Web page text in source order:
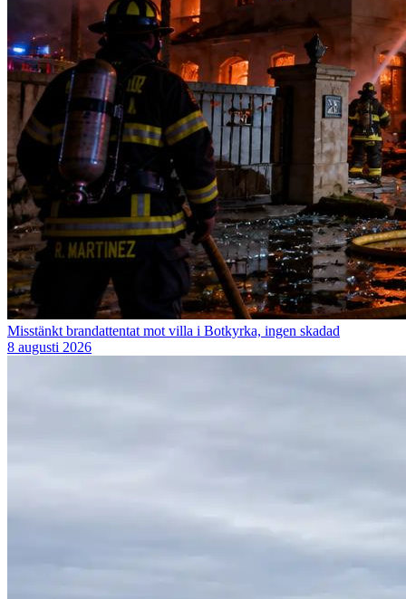
Misstänkt brandattentat mot villa i Botkyrka, ingen skadad
8 augusti 2026